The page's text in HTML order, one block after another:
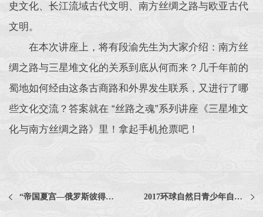
史文化、长江流域古代文明、南方丝绸之路与欧亚古代
文明。
在本次讲座上，将有段渝先生为大家介绍：南方丝
绸之路与三星堆文化的关系到底从何而来？几千年前的
蜀地如何经由这条古商路和外界发生联系，又进行了哪
些文化交流？答案就在 “丝路之魂”系列讲座《三星堆文
化与南方丝绸之路》里！拿起手机抢票吧！
“帝国夏宫—俄罗斯彼得霍夫国家博物馆藏文物特展文创产品设计服务”项目比选公告 2017环球自然日青少年自然科学知识挑战赛